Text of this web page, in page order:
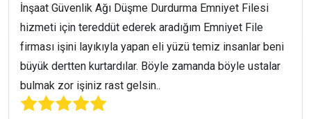
İnşaat Güvenlik Ağı Düşme Durdurma Emniyet Filesi
hizmeti için tereddüt ederek aradığım Emniyet File
firması işini layıkıyla yapan eli yüzü temiz insanlar beni
büyük dertten kurtardılar. Böyle zamanda böyle ustalar
bulmak zor işiniz rast gelsin..